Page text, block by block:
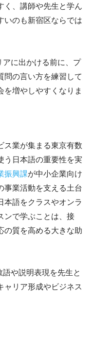
く、講師や先生と学ん
いのも新宿区ならでは
に出かける前に、プ
問の言い方を練習して
増やしやすくなりま
ス業が集まる東京有数
う日本語の重要性を実
振興課が中小企業向け
事業活動を支える土台
本語をクラスやオンラ
ンで学ぶことは、接
の質を高める大きな助
や説明表現を先生と
ャリア形成やビジネス